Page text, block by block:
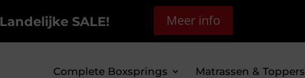
Landelijke SALE! Meer info
Complete Boxsprings Matrassen & Toppers